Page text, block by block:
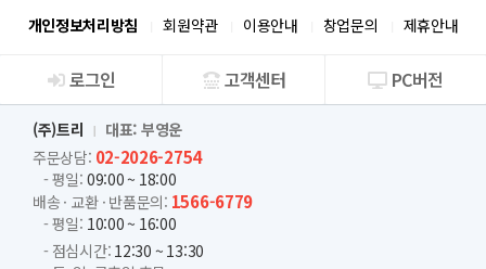
개인정보처리방침 회원약관 이용안내 창업문의 제휴안내
회사소개
로그인 고객센터 PC버전
(주)트리
대표: 부영운
주문상담: 02-2026-2754
- 평일: 09:00 ~ 18:00
배송 · 교환 · 반품문의: 1566-6779
- 평일: 10:00 ~ 16:00
- 점심시간: 12:30 ~ 13:30